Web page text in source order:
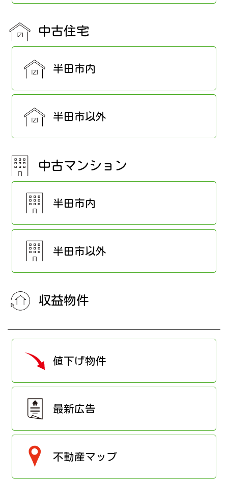
中古住宅
半田市内
半田市以外
中古マンション
半田市内
半田市以外
収益物件
値下げ物件
最新広告
不動産マップ